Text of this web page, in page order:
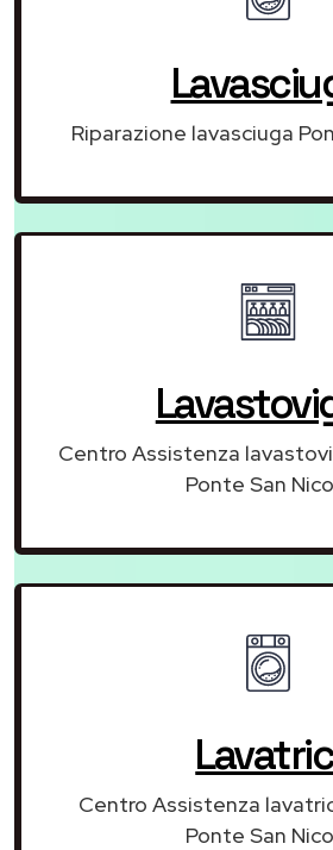
Riparazione lavasciuga
Centro Assistenza
Ponte San
Centro Assistenza
Ponte San